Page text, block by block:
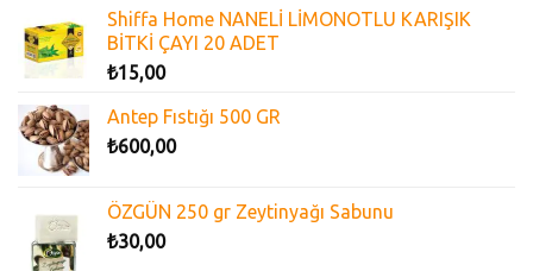
Shiffa Home NANELİ LİMONOTLU KARIŞIK
BİTKİ ÇAYI 20 ADET
₺15,00
Antep Fıstığı 500 GR
₺600,00
ÖZGÜN 250 gr Zeytinyağı Sabunu
₺30,00